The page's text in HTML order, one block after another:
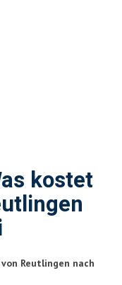
kostet
Reutlingen nach